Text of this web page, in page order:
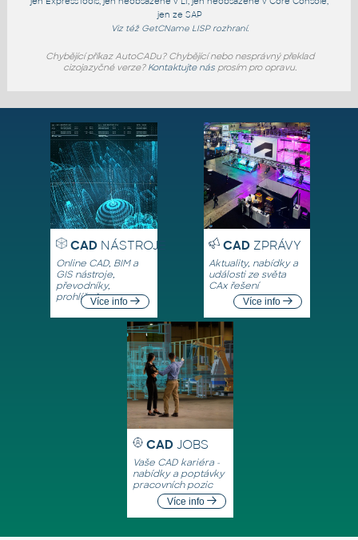
jen ze SAP
Viz též GetCNameLISP rozhraní.
Chybějící příkaz AutoCADu? Chybějící nebo nesprávný překlad
cizojazyčné verze? Kontaktujte násprosím pro opravu.
CADNÁSTROJE
Online CAD, BIM a
GIS nástroje,
převodníky,
prohlížečeVíce info
CADZPRÁVY
Aktuality, nabídky a
události ze světa
CAx řešení
Více info
CAD JOBS
Vaše CAD kariéra -
nabídky a poptávky
pracovních pozic
Více info